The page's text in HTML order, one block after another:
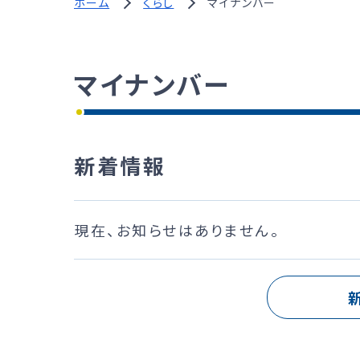
マイナンバー
新着情報
現在、お知らせはありません。